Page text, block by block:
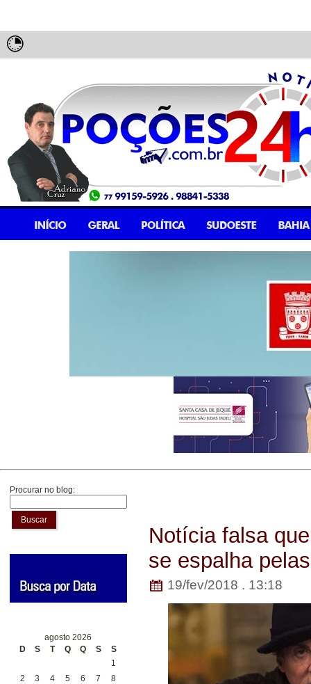
Procurar no blog:
Buscar
agosto 2026
D
S T Q Q S
S
1
2
3 4 5 6 7
8
Notícia falsa
se espalha
19/fev/2018 . 13:18